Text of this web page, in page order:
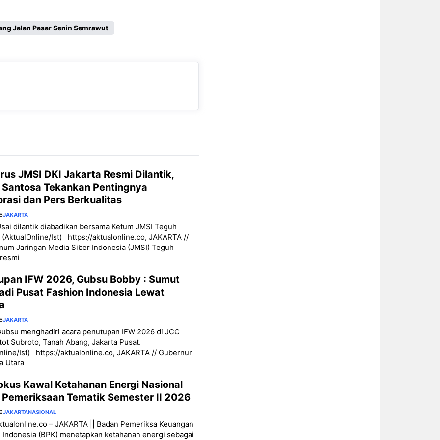
Jalan Pasar Senin Semrawut
JMSI DKI Jakarta Resmi Dilantik,
Santosa Tekankan Pentingnya
dan Pers Berkualitas
JAKARTA
dilantik diabadikan bersama Ketum JMSI Teguh
(AktualOnline/Ist) https://aktualonline.co, JAKARTA //
Jaringan Media Siber Indonesia (JMSI) Teguh
IFW 2026, Gubsu Bobby : Sumut
Pusat Fashion Indonesia Lewat
JAKARTA
menghadiri acara penutupan IFW 2026 di JCC
Subroto, Tanah Abang, Jakarta Pusat.
Ist) https://aktualonline.co, JAKARTA // Gubernur
Utara
Kawal Ketahanan Energi Nasional
Tematik Semester II 2026
JAKARTANASIONAL
– JAKARTA || Badan Pemeriksa Keuangan
Indonesia (BPK) menetapkan ketahanan energi sebagai